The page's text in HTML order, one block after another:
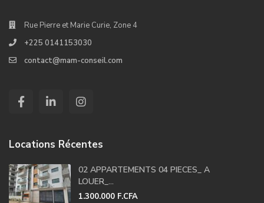
Rue Pierre et Marie Curie, Zone 4
+225 0141153030
contact@mam-conseil.com
Locations Récentes
02 APPARTEMENTS 04 PIECES_ A
LOUER_...
1.300.000 F.CFA